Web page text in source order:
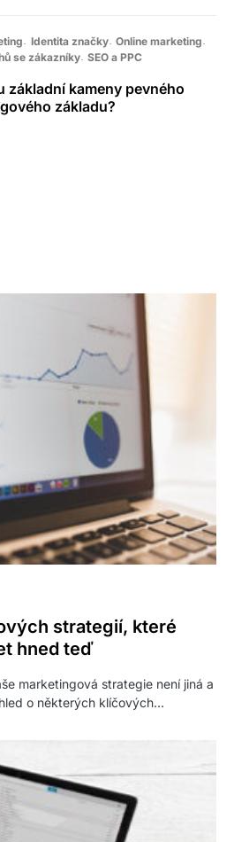
Identita značky Online marketing
se zákazníky SEO a PPC
základní kameny pevného
základu?
strategií, které
hned teď
marketingová strategie není jiná a
o některých klíčových…